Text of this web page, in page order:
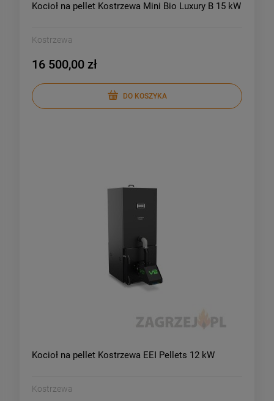
Kocioł na pellet Kostrzewa Mini Bio Luxury B 15 kW
Kostrzewa
16 500,00 zł
DO KOSZYKA
Kocioł na pellet Kostrzewa EEI Pellets 12 kW
Kostrzewa